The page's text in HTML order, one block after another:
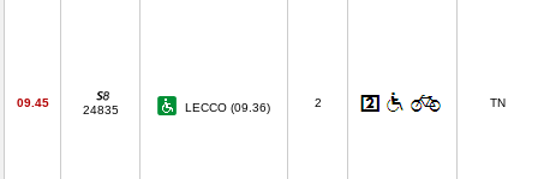
09.45
24835 LECCO (09.36) 2 TN